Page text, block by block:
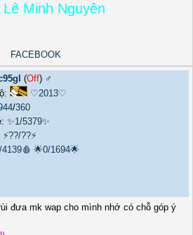
Minh Nguyên
FACEBOOK
(Off) ♂️
♡2013♡
/360
✨1/5379✨
⚡??/??⚡
4139🩸 🌟0/1694🌟
đưa mk wap cho mình nhớ có chỗ góp ý